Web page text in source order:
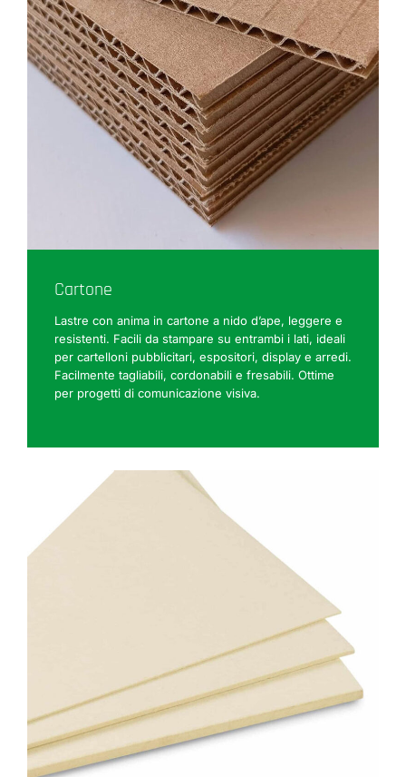
Cartone
Lastre con anima in cartone a nido d’ape, leggere e
resistenti. Facili da stampare su entrambi i lati, ideali
per cartelloni pubblicitari, espositori, display e arredi.
Facilmente tagliabili, cordonabili e fresabili. Ottime
per progetti di comunicazione visiva.